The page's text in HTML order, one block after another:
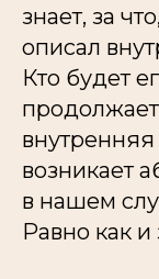
знает, за
описал
Кто будет
возникает
в нашем
Равно как